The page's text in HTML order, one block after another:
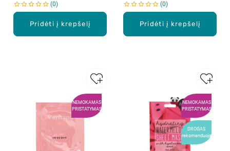
Pridėti į krepšelį
0
Pridėti į krepšelį
0
NEMOKAMAS
PRISTATYMAS
NEMOKAMAS
PRISTATYMAS
DROGAS
rekomenduoja